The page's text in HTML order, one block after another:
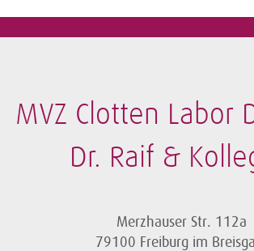
MVZ Clotten Labor
Dr. Raif &
Merzhauser Str. 112a
79100 Freiburg im